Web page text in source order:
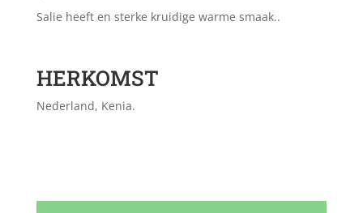
Salie heeft en sterke kruidige warme smaak..
HERKOMST
Nederland, Kenia.